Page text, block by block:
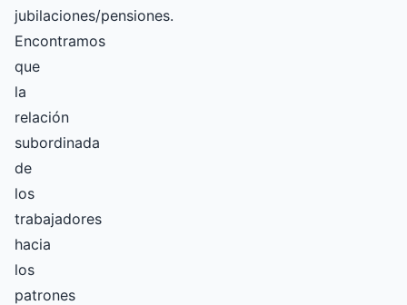
jubilaciones/pensiones.
Encontramos
que
la
relación
subordinada
de
los
trabajadores
hacia
los
patrones